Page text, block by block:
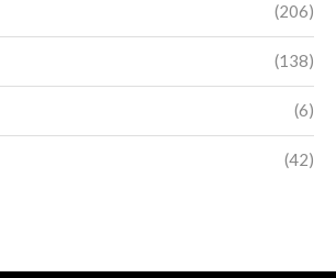
(206)
(138)
(6)
(42)